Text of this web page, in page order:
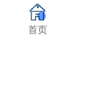
首页